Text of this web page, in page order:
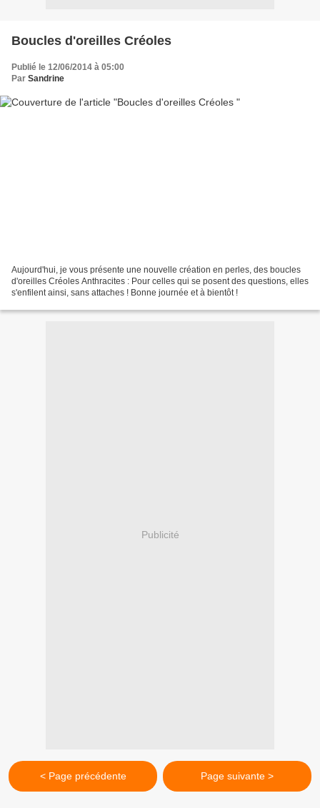
Boucles d'oreilles Créoles
Publié le 12/06/2014 à 05:00
Par Sandrine
Aujourd'hui, je vous présente une nouvelle création en perles, des boucles
d'oreilles Créoles Anthracites : Pour celles qui se posent des questions, elles
s'enfilent ainsi, sans attaches ! Bonne journée et à bientôt !
Publicité
< Page précédente Page suivante >